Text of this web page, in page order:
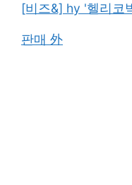
[비즈&] hy '헬리코
판매 外